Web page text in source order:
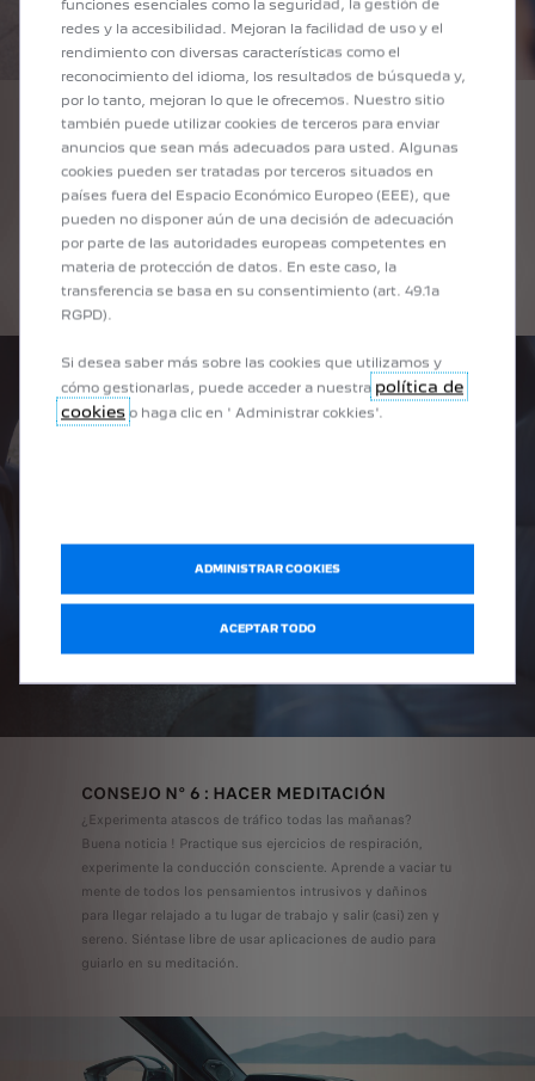
CONSEJO N° 5 : IDENTIFICAR MATRÍCULAS
Todos hemos jugado necesariamente allí alguna vez: un
coche doble y el primero en adivinar a qué país oa qué
departamento se refiere el número al final de la placa, gana.
¡Sin parecer, todos aprovechan para repasar su geografía!
Para ponerle picante, puedes imaginar variantes como: el
que encuentra menos en una hora paga el restaurante, etc.
CONSEJO N° 6 : HACER MEDITACIÓN
¿Experimenta atascos de tráfico todas las mañanas?
Buena noticia ! Practique sus ejercicios de respiración,
experimente la conducción consciente. Aprende a vaciar tu
mente de todos los pensamientos intrusivos y dañinos
para llegar relajado a tu lugar de trabajo y salir (casi) zen y
sereno. Siéntase libre de usar aplicaciones de audio para
guiarlo en su meditación.
funciones esenciales como la seguridad, la gestión de
redes y la accesibilidad. Mejoran la facilidad de uso y el
rendimiento con diversas características como el
reconocimiento del idioma, los resultados de búsqueda y,
por lo tanto, mejoran lo que le ofrecemos. Nuestro sitio
también puede utilizar cookies de terceros para enviar
anuncios que sean más adecuados para usted. Algunas
cookies pueden ser tratadas por terceros situados en
países fuera del Espacio Económico Europeo (EEE), que
pueden no disponer aún de una decisión de adecuación
por parte de las autoridades europeas competentes en
materia de protección de datos. En este caso, la
transferencia se basa en su consentimiento (art. 49.1a
RGPD).
Si desea saber más sobre las cookies que utilizamos y
cómo gestionarlas, puede acceder a nuestra política de
cookies o haga clic en ' Administrar cokkies'.
ADMINISTRAR COOKIES
ACEPTAR TODO